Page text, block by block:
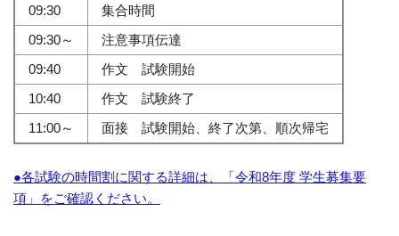
09:30
集合時間
09:30～
注意事項伝達
09:40
作文 試験開始
10:40
作文 試験終了
11:00～
面接 試験開始、終了次第、順次帰宅
●各試験の時間割に関する詳細は、「令和8年度 学生募集要
項」をご確認ください。